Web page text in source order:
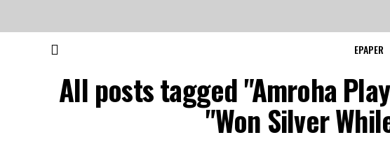
EPAPER
All posts tagged "Amroha
Won Silver